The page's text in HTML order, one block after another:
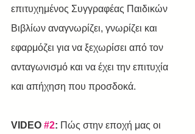
επιτυχημένος Συγγραφέας Παιδικών
Βιβλίων αναγνωρίζει, γνωρίζει και
εφαρμόζει για να ξεχωρίσει από τον
ανταγωνισμό και να έχει την επιτυχία
και απήχηση που προσδοκά. ​
VIDEO #2: Πώς στην εποχή μας οι